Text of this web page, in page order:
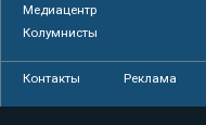
Медиацентр
Колумнисты
Контакты Реклама